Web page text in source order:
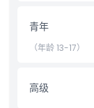
营业时间
青年
（年龄 13-17）
高级